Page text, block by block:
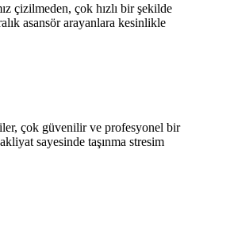
çizilmeden, çok hızlı bir şekilde
asansör arayanlara kesinlikle
çok güvenilir ve profesyonel bir
sayesinde taşınma stresim